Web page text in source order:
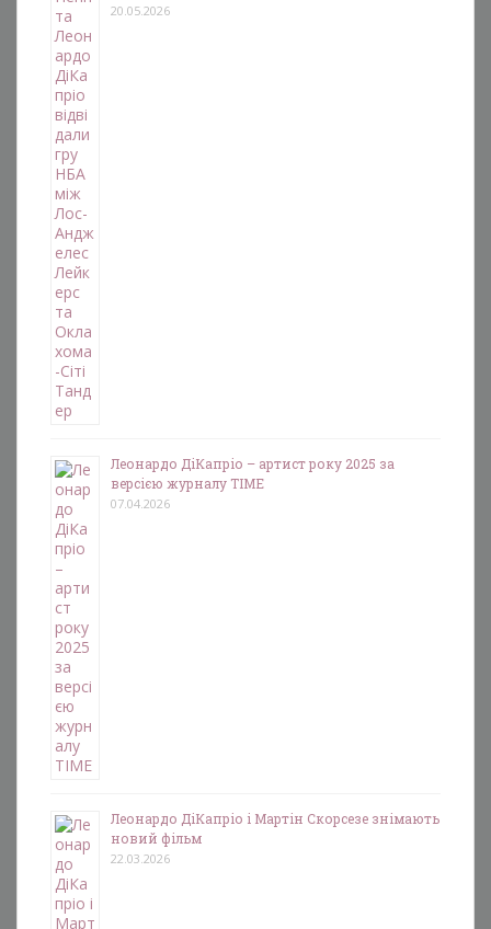
20.05.2026
Леонардо ДіКапріо – артист року 2025 за
версією журналу TIME
07.04.2026
Леонардо ДіКапріо і Мартін Скорсезе знімають
новий фільм
22.03.2026